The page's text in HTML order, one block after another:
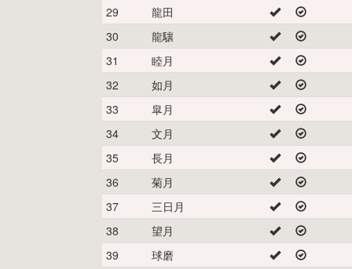
29
龍田
30
龍驤
31
睦月
32
如月
33
皐月
34
文月
35
長月
36
菊月
37
三日月
38
望月
39
球磨